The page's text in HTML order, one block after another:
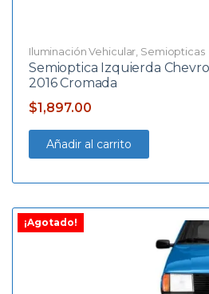
Iluminación Vehicular Semiopticas
Semioptica Izquierda
2016 Cromada
$1,897.00
Añadir al carrito
¡Agotado!